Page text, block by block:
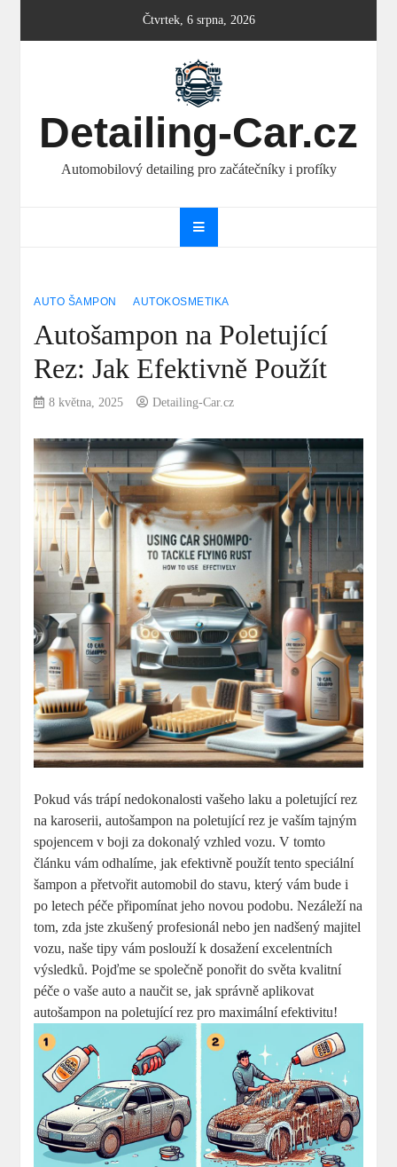
Čtvrtek, 6 srpna, 2026
Detailing-Car.cz
Automobilový detailing pro začátečníky i profíky
AUTO ŠAMPON AUTOKOSMETIKA
Autošampon na Poletující
Rez: Jak Efektivně Použít
8 května, 2025 Detailing-Car.cz
Pokud vás trápí nedokonalosti vašeho laku a poletující rez
na karoserii, autošampon na poletující rez je vaším tajným
spojencem v boji za dokonalý vzhled vozu. V tomto
článku vám odhalíme, jak efektivně použít tento speciální
šampon a přetvořit automobil do stavu, který vám bude i
po letech péče připomínat jeho novou podobu. Nezáleží na
tom, zda jste zkušený profesionál nebo jen nadšený majitel
vozu, naše tipy vám poslouží k dosažení excelentních
výsledků. Pojďme se společně ponořit do světa kvalitní
péče o vaše auto a naučit se, jak správně aplikovat
autošampon na poletující rez pro maximální efektivitu!